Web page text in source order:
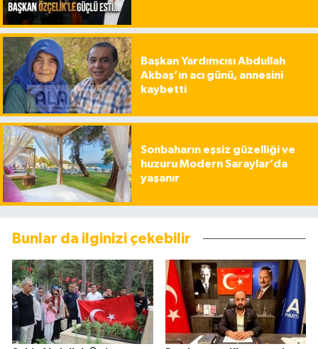
Başkan Yardımcısı Abdullah
Akbaş’ın acı günü, annesini
kaybetti
Sonbaharın eşsiz güzelliği ve
huzuru Modern Saraylar’da
yaşanır
Bunlar da ilginizi çekebilir